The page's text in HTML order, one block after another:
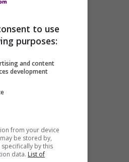
all’opera
del
è quella di
to use
purposes:
and content
development
from your device
be stored by,
by this
data. List of